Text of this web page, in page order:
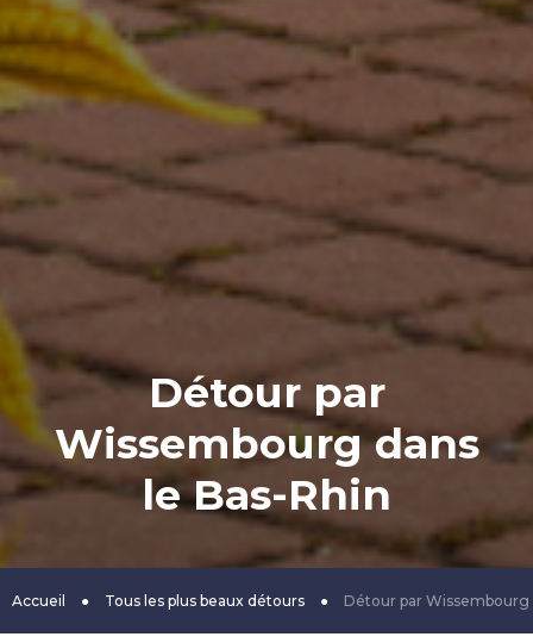
Détour par
Wissembourg dans
le Bas-Rhin
Accueil ● Tous les plus beaux détours ● Détour par Wissembourg